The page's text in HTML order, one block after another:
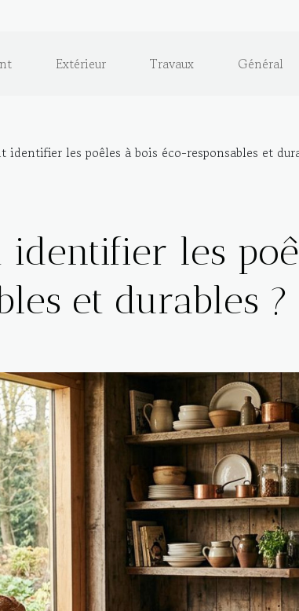
Extérieur Travaux Général
identifier les poêles à bois éco-responsables et
identifier les
et durables ?